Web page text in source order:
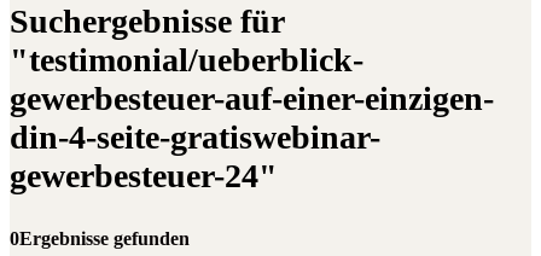
Suchergebnisse für
"testimonial/ueberblick-
gewerbesteuer-auf-einer-einzigen-
din-4-seite-gratiswebinar-
gewerbesteuer-24"
0Ergebnisse gefunden